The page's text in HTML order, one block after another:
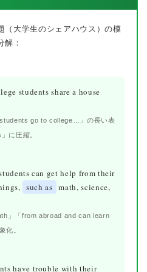
（大学生のシェアハウス）の模
解：
students share a house
go to college…」の長い表
に圧縮。
can get help from their
such as math, science,
」「from abroad and can learn
化。
have trouble with their